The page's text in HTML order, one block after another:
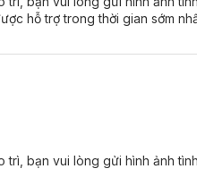
sản xuất.
cơ địa của người dùng
hỗ trợ trong thời gian sớm
trì, bạn vui lòng gửi hình ảnh